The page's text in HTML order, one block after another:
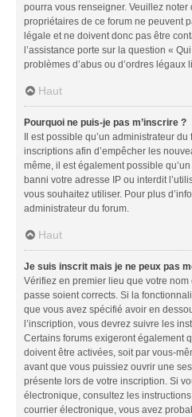
pourra vous renseigner. Veuillez
propriétaires de ce forum ne peuvent
légale et ne doivent donc pas être
l’assistance porte sur la question «
problèmes d’abus ou d’ordres légaux
Haut
Pourquoi ne puis-je pas m’inscrire ?
Il est possible qu’un administrateur
inscriptions afin d’empêcher les
même, il est également possible
banni votre adresse IP ou interdit
vous souhaitez utiliser. Pour plus
administrateur du forum.
Haut
Je suis inscrit mais je ne peux pas
Vérifiez en premier lieu que votre nom
passe soient corrects. Si la
que vous avez spécifié avoir en
l’inscription, vous devrez suivre les
Certains forums exigeront également
doivent être activées, soit par vous-
avant que vous puissiez ouvrir une
présente lors de votre inscription. Si
électronique, consultez les
courrier électronique, vous avez